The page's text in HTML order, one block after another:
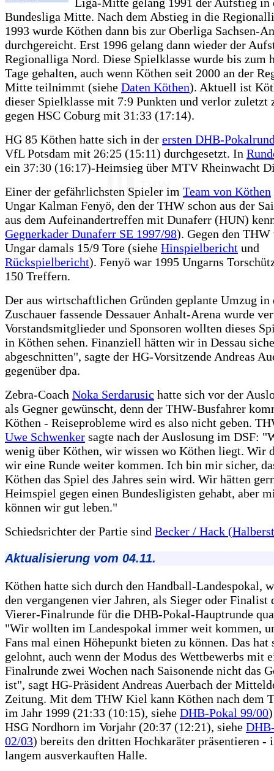
Bundesliga Mitte. Nach dem Abstieg in die
1993 wurde Köthen dann bis zur Oberliga Sachsen-
durchgereicht. Erst 1996 gelang dann wieder der
Regionalliga Nord. Diese Spielklasse wurde bis zum
Tage gehalten, auch wenn Köthen seit 2000 an der
Mitte teilnimmt (siehe Daten Köthen). Aktuell ist
dieser Spielklasse mit 7:9 Punkten und verlor zuletzt
gegen HSC Coburg mit 31:33 (17:14).
HG 85 Köthen hatte sich in der ersten DHB-
VfL Potsdam mit 26:25 (15:11) durchgesetzt. In
ein 37:30 (16:17)-Heimsieg über MTV Rheinwacht
Einer der gefährlichsten Spieler im Team von Köthen
Ungar Kalman Fenyö, den der THW schon aus der
aus dem Aufeinandertreffen mit Dunaferr (HUN)
Gegnerkader Dunaferr SE 1997/98). Gegen den
Ungar damals 15/9 Tore (siehe Hinspielbericht und
Rückspielbericht). Fenyö war 1995 Ungarns
150 Treffern.
Der aus wirtschaftlichen Gründen geplante Umzug in
Zuschauer fassende Dessauer Anhalt-Arena wurde
Vorstandsmitglieder und Sponsoren wollten dieses
in Köthen sehen. Finanziell hätten wir in Dessau
abgeschnitten", sagte der HG-Vorsitzende Andreas
gegenüber dpa.
Zebra-Coach Noka Serdarusic hatte sich vor der
als Gegner gewünscht, denn der THW-Busfahrer
Köthen - Reiseprobleme wird es also nicht geben.
Uwe Schwenker sagte nach der Auslosung im DSF:
wenig über Köthen, wir wissen wo Köthen liegt. Wir
wir eine Runde weiter kommen. Ich bin mir sicher,
Köthen das Spiel des Jahres sein wird. Wir hätten
Heimspiel gegen einen Bundesligisten gehabt, aber
können wir gut leben."
Schiedsrichter der Partie sind Becker / Hack
Aktualisierung vom 04.11.
Köthen hatte sich durch den Handball-Landespokal,
den vergangenen vier Jahren, als Sieger oder Finalist
Vierer-Finalrunde für die DHB-Pokal-Hauptrunde
"Wir wollten im Landespokal immer weit kommen,
Fans mal einen Höhepunkt bieten zu können. Das hat
gelohnt, auch wenn der Modus des Wettbewerbs mit
Finalrunde zwei Wochen nach Saisonende nicht das
ist", sagt HG-Präsident Andreas Auerbach der
Zeitung. Mit dem THW Kiel kann Köthen nach dem
im Jahr 1999 (21:33 (10:15), siehe DHB-Pokal 99/00
HSG Nordhorn im Vorjahr (20:37 (12:21), siehe
02/03) bereits den dritten Hochkaräter präsentieren -
langem ausverkauften Halle.